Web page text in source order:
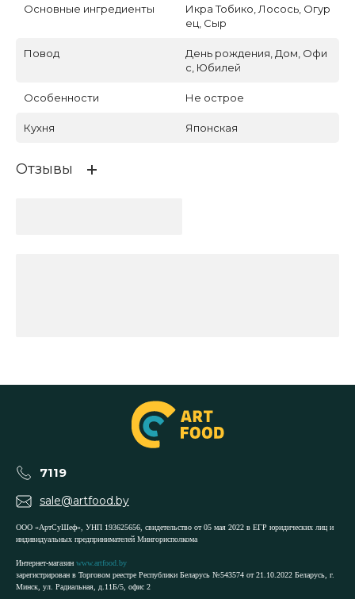
Основные ингредиенты
Икра Тобико, Лосось, Огур
ец, Сыр
Повод
День рождения, Дом, Офи
с, Юбилей
Особенности Не острое
Кухня Японская
Отзывы
7119
sale@artfood.by
ООО «АртСуШеф», УНП 193625656, свидетельство от 05 мая 2022 в ЕГР юридических лиц и
индивидуальных предпринимателей Мингорисполкома
Интернет-магазин www.artfood.by
зарегистрирован в Торговом реестре Республики Беларусь №543574 от 21.10.2022 Беларусь, г.
Минск, ул. Радиальная, д.11Б/5, офис 2